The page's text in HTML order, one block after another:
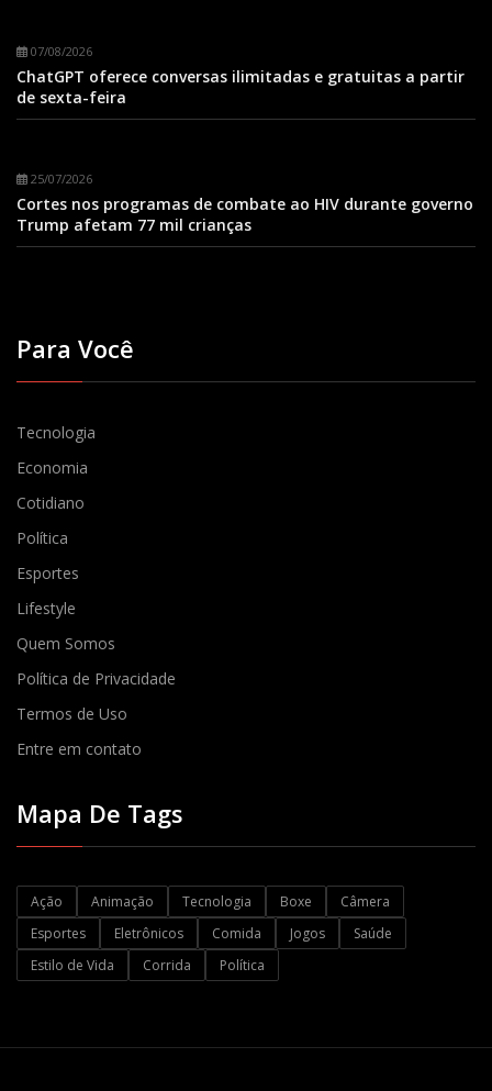
07/08/2026
ChatGPT oferece conversas ilimitadas e gratuitas a partir
de sexta-feira
25/07/2026
Cortes nos programas de combate ao HIV durante governo
Trump afetam 77 mil crianças
Para Você
Tecnologia
Economia
Cotidiano
Política
Esportes
Lifestyle
Quem Somos
Política de Privacidade
Termos de Uso
Entre em contato
Mapa De Tags
Ação Animação Tecnologia Boxe
Câmera
Esportes
Eletrônicos Comida Jogos
Saúde
Estilo de Vida
Corrida Política